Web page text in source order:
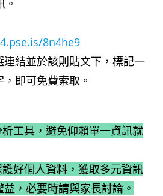
8n4he9
結並於該則貼文下，標記一
即可免費索取。
工具，避免仰賴單一資訊就
好個人資料，獲取多元資訊
，必要時請與家長討論。